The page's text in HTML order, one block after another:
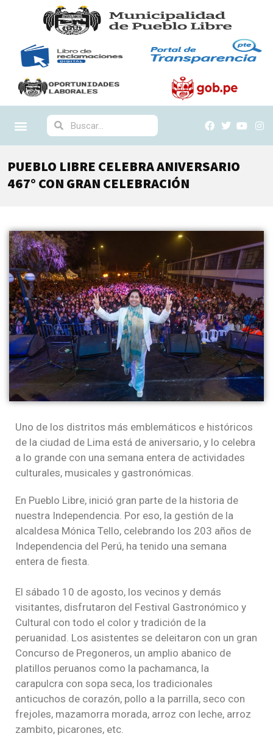
PUEBLO LIBRE CELEBRA ANIVERSARIO
467° CON GRAN CELEBRACIÓN
Uno de los distritos más emblemáticos e históricos
de la ciudad de Lima está de aniversario, y lo celebra
a lo grande con una semana entera de actividades
culturales, musicales y gastronómicas.
En Pueblo Libre, inició gran parte de la historia de
nuestra Independencia. Por eso, la gestión de la
alcaldesa Mónica Tello, celebrando los 203 años de
Independencia del Perú, ha tenido una semana
entera de fiesta.
El sábado 10 de agosto, los vecinos y demás
visitantes, disfrutaron del Festival Gastronómico y
Cultural con todo el color y tradición de la
peruanidad. Los asistentes se deleitaron con un gran
Concurso de Pregoneros, un amplio abanico de
platillos peruanos como la pachamanca, la
carapulcra con sopa seca, los tradicionales
anticuchos de corazón, pollo a la parrilla, seco con
frejoles, mazamorra morada, arroz con leche, arroz
zambito, picarones, etc.